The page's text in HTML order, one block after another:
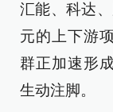
汇能、科达
元的上下游
群正加速形
生动注脚。